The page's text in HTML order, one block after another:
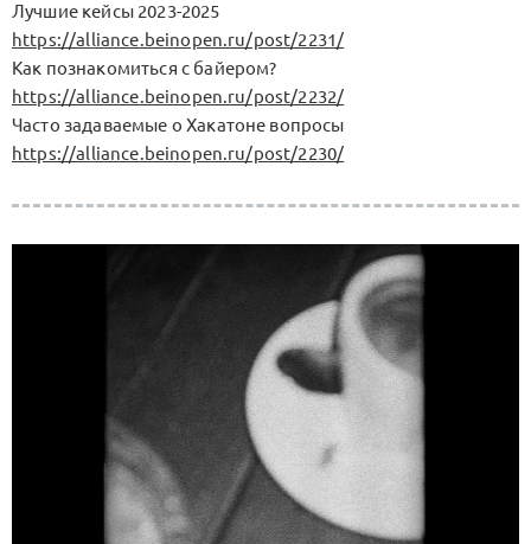
Лучшие кейсы 2023-2025
https://alliance.beinopen.ru/post/2231/
Как познакомиться с байером?
https://alliance.beinopen.ru/post/2232/
Часто задаваемые о Хакатоне вопросы
https://alliance.beinopen.ru/post/2230/